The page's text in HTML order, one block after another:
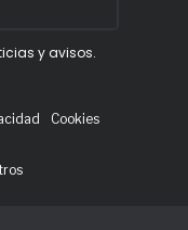
y avisos.
Cookies